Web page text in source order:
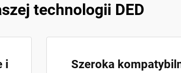
technologii DED
i
Szeroka